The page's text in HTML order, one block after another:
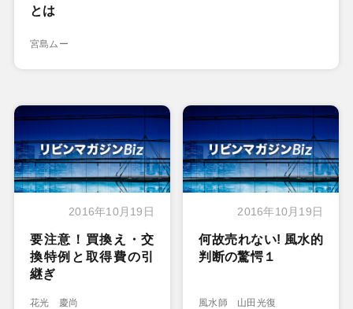
とは
宮島ムー
2016年10月19日
要注意！買換え・交
換特例と取得費の引
継ぎ
花光 慶尚
2016年10月19日
何故売れない! 風水的
判断の驚愕１
風水師 山田光復